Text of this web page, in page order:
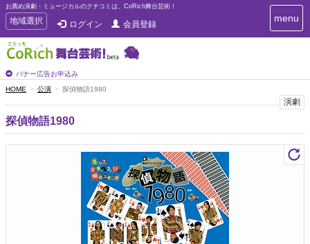
お薦め演劇・ミュージカルのクチコミは、CoRich舞台芸術！
T
o
g
g
e
n
a
v
i
地域選択 ログイン 会員登録
バナー広告お申込み
T
o
i
menu
HOME 公演 探偵物語1980
演劇
探偵物語1980